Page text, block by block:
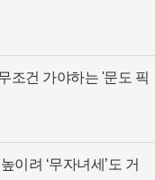
조건 가야하는 '문도 픽
이려 ‘무자녀세’도 거